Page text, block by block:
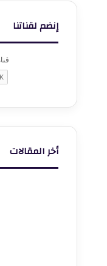
إنضم لقناتنا
أخر المقالات